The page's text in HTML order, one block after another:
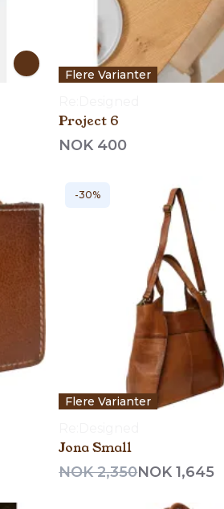
Flere Varianter
Project 6
NOK 400
-30%
Flere Varianter
Jona Small
NOK 2,350NOK 1,645